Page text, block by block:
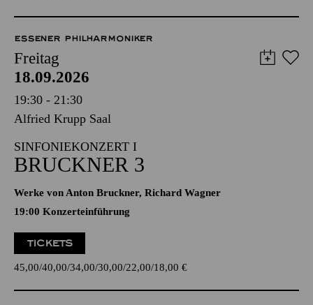
ESSENER PHILHARMONIKER
Freitag
18.09.2026
19:30 - 21:30
Alfried Krupp Saal
SINFONIEKONZERT I
BRUCKNER 3
Werke von Anton Bruckner, Richard Wagner
19:00 Konzerteinführung
TICKETS
45,00 40,00 34,00 30,00 22,00 18,00 €